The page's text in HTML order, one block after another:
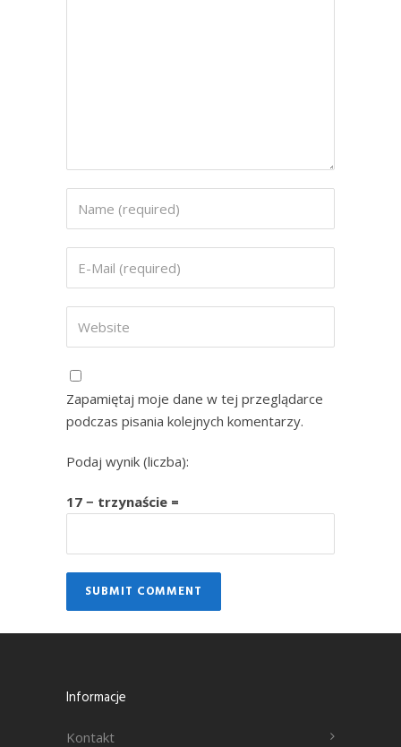
Zapamiętaj moje dane w tej przeglądarce
podczas pisania kolejnych komentarzy.
Podaj wynik (liczba):
17 − trzynaście =
Informacje
Kontakt